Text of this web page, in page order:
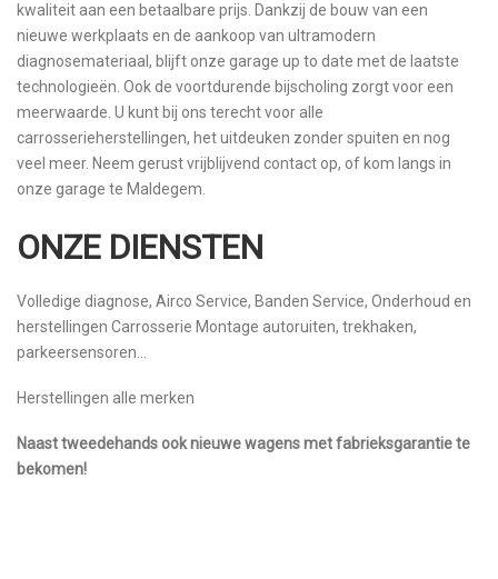
kwaliteit aan een betaalbare prijs. Dankzij de bouw van een
nieuwe werkplaats en de aankoop van ultramodern
diagnosemateriaal, blijft onze garage up to date met de laatste
technologieën. Ook de voortdurende bijscholing zorgt voor een
meerwaarde. U kunt bij ons terecht voor alle
carrosserieherstellingen, het uitdeuken zonder spuiten en nog
veel meer. Neem gerust vrijblijvend contact op, of kom langs in
onze garage te Maldegem.
ONZE DIENSTEN
Volledige diagnose, Airco Service, Banden Service, Onderhoud en
herstellingen Carrosserie Montage autoruiten, trekhaken,
parkeersensoren…
Herstellingen alle merken
Naast tweedehands ook nieuwe wagens met fabrieksgarantie te
bekomen!